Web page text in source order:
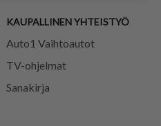
KAUPALLINEN YHTEISTYÖ
Auto1 Vaihtoautot
TV-ohjelmat
Sanakirja